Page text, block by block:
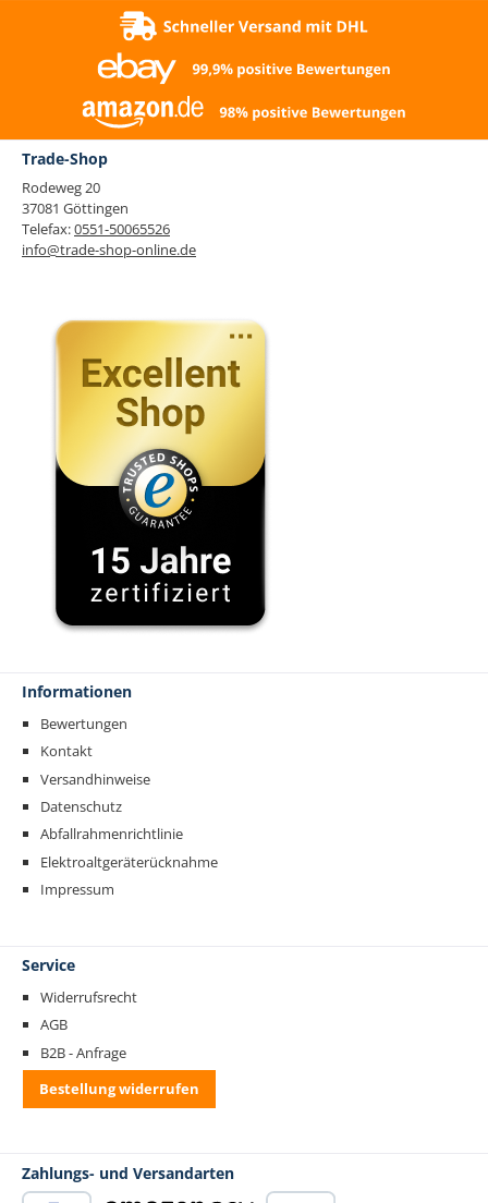
Trade-Shop
Rodeweg 20
37081 Göttingen
Telefax:0551-50065526
info@trade-shop-online.de
Informationen
Bewertungen
Kontakt
Versandhinweise
Datenschutz
Abfallrahmenrichtlinie
Elektroaltgeräterücknahme
Impressum
Service
Widerrufsrecht
AGB
B2B - Anfrage
Bestellung widerrufen
Zahlungs- und Versandarten